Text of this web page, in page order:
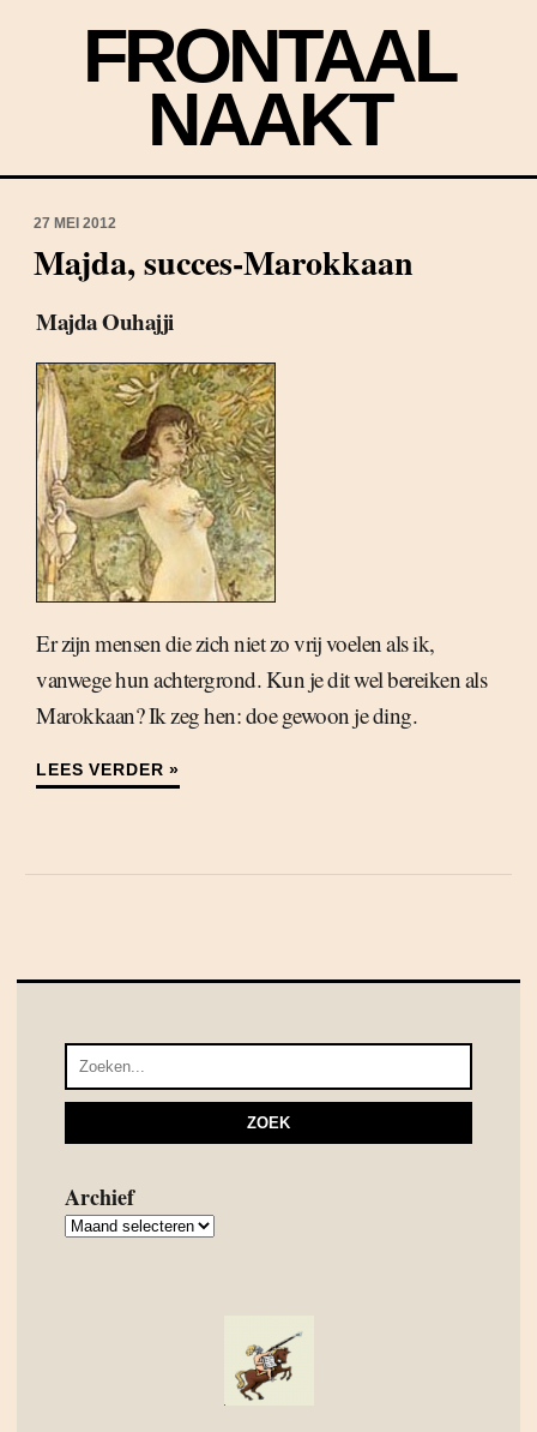
FRONTAAL
NAAKT
27 MEI 2012
Majda, succes-Marokkaan
Majda Ouhajji
Er zijn mensen die zich niet zo vrij voelen als ik,
vanwege hun achtergrond. Kun je dit wel bereiken als
Marokkaan? Ik zeg hen: doe gewoon je ding.
LEES VERDER »
Archief
Archief